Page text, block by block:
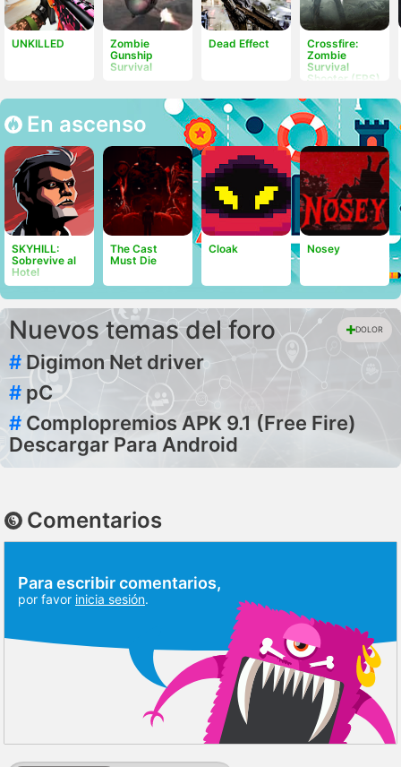
UNKILLED
Zombie
Gunship
Survival
Dead Effect
Crossfire:
Zombie
Survival
Shooter (FPS)
En ascenso
SKYHILL:
Sobrevive al
Hotel
The Cast
Must Die
Cloak Nosey
Nuevos temas del foro DOLOR
# Digimon Net driver
# pC
# Complopremios APK 9.1 (Free Fire)
Descargar Para Android
Comentarios
Para escribir comentarios,
por favor inicia sesión.